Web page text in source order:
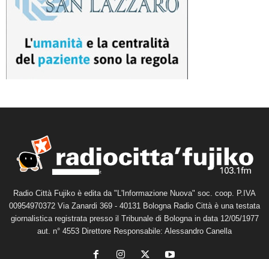
Radio Città Fujiko è edita da "L'Informazione Nuova" soc. coop. P.IVA
00954970372 Via Zanardi 369 - 40131 Bologna Radio Città è una testata
giornalistica registrata presso il Tribunale di Bologna in data 12/05/1977
aut. n° 4553 Direttore Responsabile: Alessandro Canella